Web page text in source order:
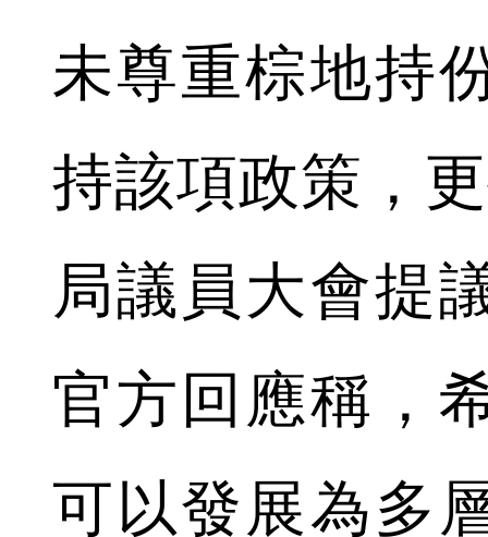
未尊重棕地持
持該項政策，
局議員大會提
官方回應稱，
可以發展為多